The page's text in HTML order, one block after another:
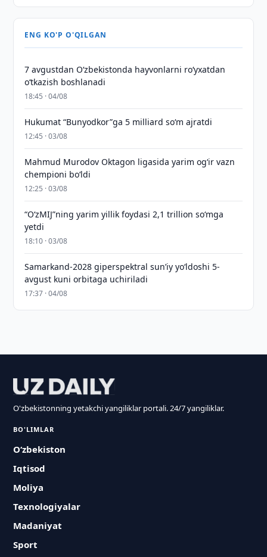
ENG KO'P O'QILGAN
7 avgustdan O‘zbekistonda hayvonlarni ro‘yxatdan
o‘tkazish boshlanadi
18:45 · 04/08
Hukumat “Bunyodkor”ga 5 milliard so‘m ajratdi
12:45 · 03/08
Mahmud Murodov Oktagon ligasida yarim og‘ir vazn
chempioni bo‘ldi
12:25 · 03/08
“O‘zMIJ”ning yarim yillik foydasi 2,1 trillion so‘mga
yetdi
18:10 · 03/08
Samarkand-2028 giperspektral sun’iy yo‘ldoshi 5-
avgust kuni orbitaga uchiriladi
17:37 · 04/08
O'zbekistonning yetakchi yangiliklar portali. 24/7 yangiliklar.
BO'LIMLAR
O‘zbekiston
Iqtisod
Moliya
Texnologiyalar
Madaniyat
Sport